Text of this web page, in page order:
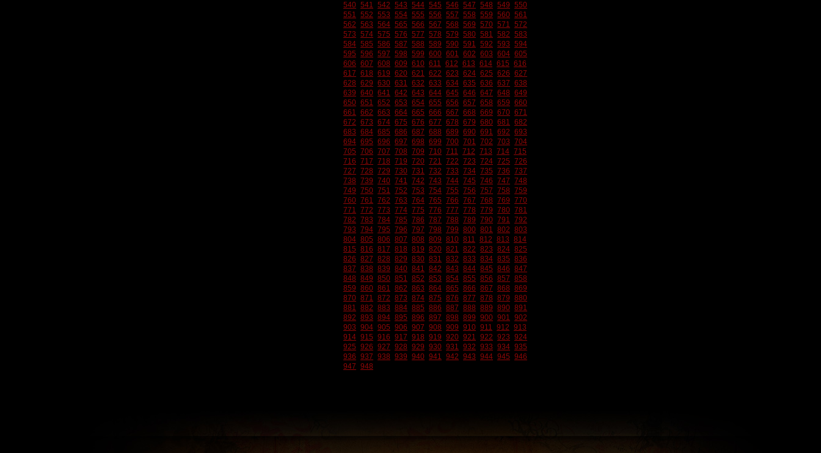
540 541 542 543 544 545 546 547 548 549 550
551 552 553 554 555 556 557 558 559 560 561
562 563 564 565 566 567 568 569 570 571 572
573 574 575 576 577 578 579 580 581 582 583
584 585 586 587 588 589 590 591 592 593 594
595 596 597 598 599 600 601 602 603 604 605
606 607 608 609 610 611 612 613 614 615 616
617 618 619 620 621 622 623 624 625 626 627
628 629 630 631 632 633 634 635 636 637 638
639 640 641 642 643 644 645 646 647 648 649
650 651 652 653 654 655 656 657 658 659 660
661 662 663 664 665 666 667 668 669 670 671
672 673 674 675 676 677 678 679 680 681 682
683 684 685 686 687 688 689 690 691 692 693
694 695 696 697 698 699 700 701 702 703 704
705 706 707 708 709 710 711 712 713 714 715
716 717 718 719 720 721 722 723 724 725 726
727 728 729 730 731 732 733 734 735 736 737
738 739 740 741 742 743 744 745 746 747 748
749 750 751 752 753 754 755 756 757 758 759
760 761 762 763 764 765 766 767 768 769 770
771 772 773 774 775 776 777 778 779 780 781
782 783 784 785 786 787 788 789 790 791 792
793 794 795 796 797 798 799 800 801 802 803
804 805 806 807 808 809 810 811 812 813 814
815 816 817 818 819 820 821 822 823 824 825
826 827 828 829 830 831 832 833 834 835 836
837 838 839 840 841 842 843 844 845 846 847
848 849 850 851 852 853 854 855 856 857 858
859 860 861 862 863 864 865 866 867 868 869
870 871 872 873 874 875 876 877 878 879 880
881 882 883 884 885 886 887 888 889 890 891
892 893 894 895 896 897 898 899 900 901 902
903 904 905 906 907 908 909 910 911 912 913
914 915 916 917 918 919 920 921 922 923 924
925 926 927 928 929 930 931 932 933 934 935
936 937 938 939 940 941 942 943 944 945 946
947 948